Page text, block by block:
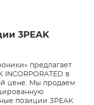
3PEAK
предлагает
INCORPORATED в
цене. Мы продаем
позиции 3PEAK